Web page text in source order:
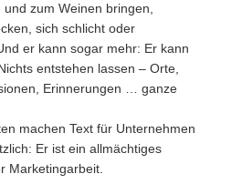
zum Weinen bringen,
sich schlicht oder
er kann sogar mehr: Er kann
entstehen lassen – Orte,
Erinnerungen … ganze
machen Text für Unternehmen
Er ist ein allmächtiges
Marketingarbeit.